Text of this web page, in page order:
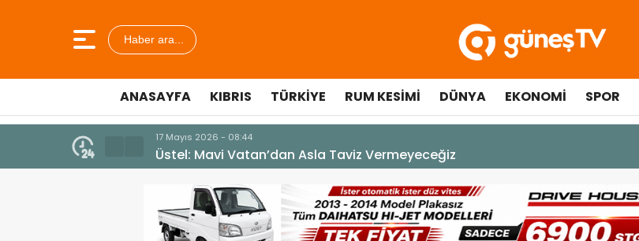
Haber ara...
ANASAYFA KIBRIS TÜRKIYE RUM KESIMI DÜNYA EKONOMI SPOR
7 Ağustos 2026 - 12:36
ÜSTEL: “ERENKÖY RUHU SONSUZA DEK YAŞAYACAK”